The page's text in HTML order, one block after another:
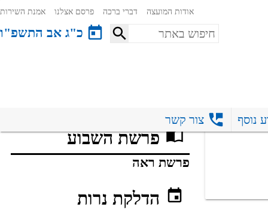
אמנת השירות פרסם אצלנו דברי ברכה אודות המועצה
כ"ג אב התשפ"ו
נוסף צור קשר
פרשת השבוע
פרשת ראה
הדלקת נרות